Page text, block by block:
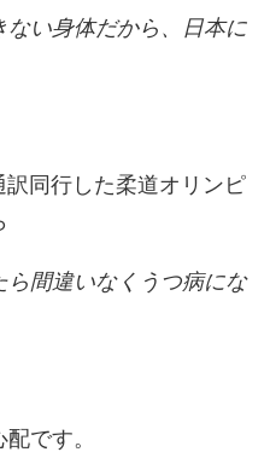
ない身体だから、日本に
同行した柔道オリンピ
ら間違いなくうつ病にな
です。